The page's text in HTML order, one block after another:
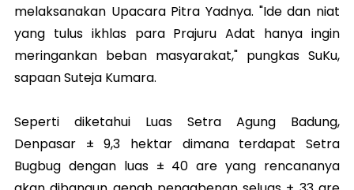
melaksanakan Upacara Pitra Yadnya. "Ide dan niat
yang tulus ikhlas para Prajuru Adat hanya ingin
meringankan beban masyarakat," pungkas SuKu,
sapaan Suteja Kumara.
Seperti diketahui Luas Setra Agung Badung,
Denpasar ± 9,3 hektar dimana terdapat Setra
Bugbug dengan luas ± 40 are yang rencananya